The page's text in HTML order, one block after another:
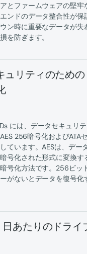
とファームウェアの堅牢
ンドのデータ整合性が保
ン時に重要なデータが失
を防ぎます。
ュリティのため
には、データセキュリ
256暗号化およびATA
ています。AESは、デー
号化された形式に変換す
号化方法です。256ビッ
がないとデータを復号化
日あたりのドライ